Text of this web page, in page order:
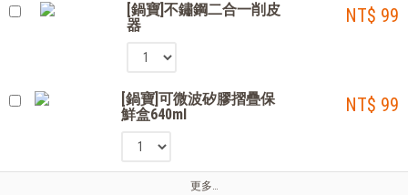
[鍋寶]不鏽鋼二合一削皮
器
NT$ 99
[鍋寶]可微波矽膠摺疊保
鮮盒640ml
NT$ 99
更多…